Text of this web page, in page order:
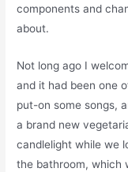
components and
about.
Not long ago I
and it had been one
put-on some songs,
a brand new
candlelight while we
the bathroom, which